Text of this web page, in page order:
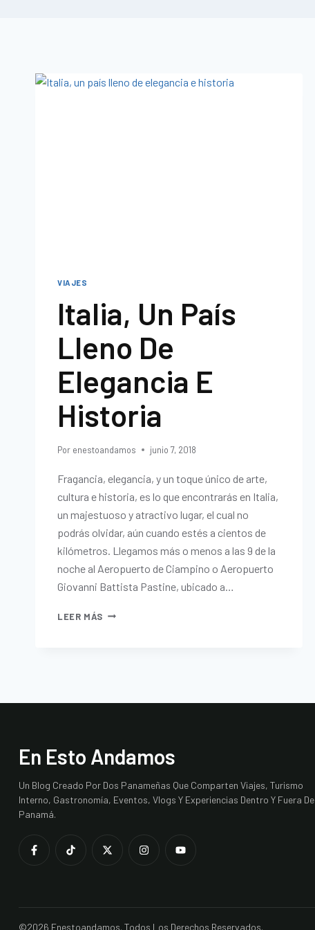
VIAJES
Italia, Un País
Lleno De
Elegancia E
Historia
Por enestoandamos junio 7, 2018
Fragancia, elegancia, y un toque único de arte,
cultura e historia, es lo que encontrarás en Italia,
un majestuoso y atractivo lugar, el cual no
podrás olvidar, aún cuando estés a cientos de
kilómetros. Llegamos más o menos a las 9 de la
noche al Aeropuerto de Ciampino o Aeropuerto
Giovanni Battista Pastine, ubicado a…
LEER MÁS
En Esto Andamos
Un Blog Creado Por Dos Panameñas Que Comparten Viajes, Turismo
Interno, Gastronomía, Eventos, Vlogs Y Experiencias Dentro Y Fuera De
Panamá.
©2026 Enestoandamos. Todos Los Derechos Reservados.